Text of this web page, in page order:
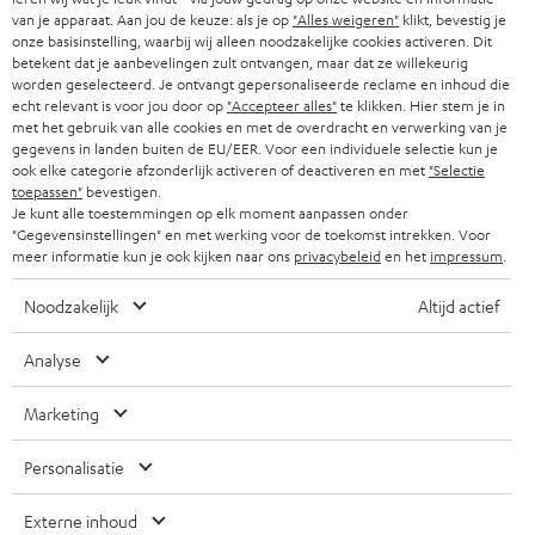
i
e
u
w
s
b
r
i
e
f
COMPLETE SYSTEMEN
SOUNDBARS
HIFI-SPEAKERS
SMART HOME
BLUETOOTH
SPEAKERS
ULTIMA
SUPPORT
CARRIÈRE
PERS & MARKETING
B2B
PARTNERPROGRAMMA
BLOG
NEWSLETTER
STORES
TEUFEL VOORDELEN
TEUFEL STORY
Teufel online shops
DUITSLAND
OOSTENRIJK
ZWITSERLAND
NEDERLAND
BELGIË
POLEN
van je apparaat. Aan jou de keuze: als je op "Alles weigeren" klikt, bevestig je
onze basisinstelling, waarbij wij alleen noodzakelijke cookies activeren. Dit
betekent dat je aanbevelingen zult ontvangen, maar dat ze willekeurig
worden geselecteerd. Je ontvangt gepersonaliseerde reclame en inhoud die
echt relevant is voor jou door op "Accepteer alles"te klikken. Hier stem je in
met het gebruik van alle cookies en met de overdracht en verwerking van je
gegevens in landen buiten de EU/EER. Voor een individuele selectie kun je
ook elke categorie afzonderlijk activeren of deactiveren en met "Selectie
toepassen" bevestigen.
Je kunt alle toestemmingen op elk moment aanpassen onder
"Gegevensinstellingen" en met werking voor de toekomst intrekken. Voor
meer informatie kun je ook kijken naar ons privacybeleiden het impressum
Noodzakelijk Altijd actief
Analyse
Marketing
Personalisatie
Externe inhoud